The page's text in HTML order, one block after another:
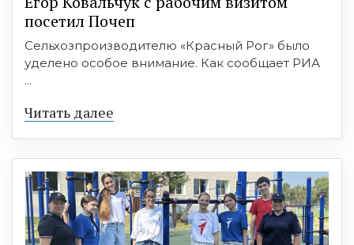
посетил Почеп
Сельхозпроизводителю «Красный Рог» было
уделено особое внимание. Как сообщает РИА
...
Читать далее